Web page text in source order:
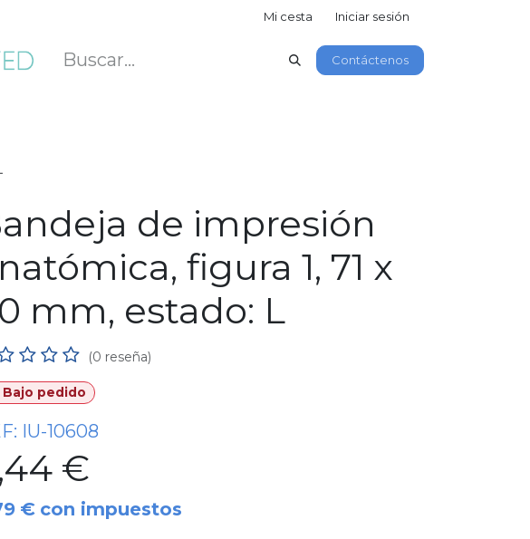
Mi cesta Iniciar sesión
Contáctenos
de impresión
figura 1, 71 x
mm, estado: L
(0 reseña)
Bajo pedido
IU-10608
€
€ con impuestos